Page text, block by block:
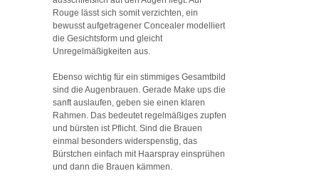
Rouge lässt sich somit verzichten, ein
bewusst aufgetragener Concealer modelliert
die Gesichtsform und gleicht
Unregelmäßigkeiten aus.
Ebenso wichtig für ein stimmiges Gesamtbild
sind die Augenbrauen. Gerade Make ups die
sanft auslaufen, geben sie einen klaren
Rahmen. Das bedeutet regelmäßiges zupfen
und bürsten ist Pflicht. Sind die Brauen
einmal besonders widerspenstig, das
Bürstchen einfach mit Haarspray einsprühen
und dann die Brauen kämmen.